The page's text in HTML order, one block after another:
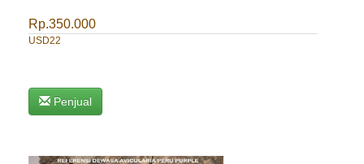
Rp.350.000
USD22
Penjual